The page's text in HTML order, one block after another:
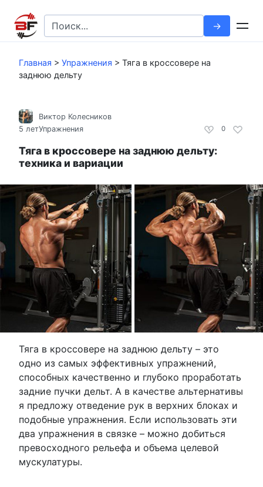
контенту
Search
for:
Главная > Упражнения > Тяга в кроссовере на
заднюю дельту
0
Виктор Колесников
5 летУпражнения
Тяга в кроссовере на заднюю дельту:
техника и вариации
Тяга в кроссовере на заднюю дельту – это
одно из самых эффективных упражнений,
способных качественно и глубоко проработать
задние пучки дельт. А в качестве альтернативы
я предложу отведение рук в верхних блоках и
подобные упражнения. Если использовать эти
два упражнения в связке – можно добиться
превосходного рельефа и объема целевой
мускулатуры.